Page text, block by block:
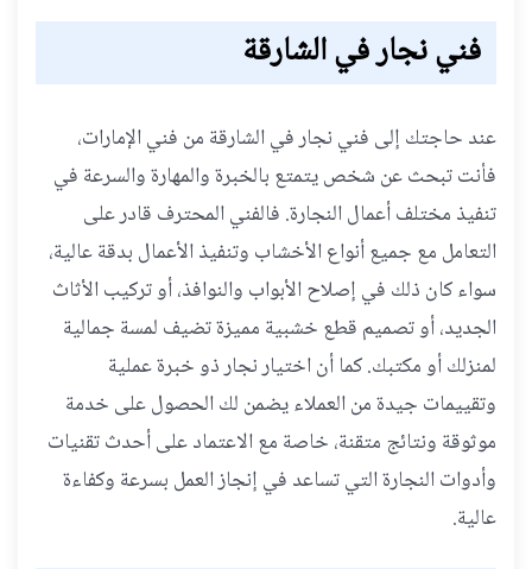
فني نجار في الشارقة
عند حاجتك إلى فني نجار في الشارقة من فني الإمارات،
فأنت تبحث عن شخص يتمتع بالخبرة والمهارة والسرعة في
تنفيذ مختلف أعمال النجارة. فالفني المحترف قادر على
التعامل مع جميع أنواع الأخشاب وتنفيذ الأعمال بدقة عالية،
سواء كان ذلك في إصلاح الأبواب والنوافذ، أو تركيب الأثاث
الجديد، أو تصميم قطع خشبية مميزة تضيف لمسة جمالية
لمنزلك أو مكتبك. كما أن اختيار نجار ذو خبرة عملية
وتقييمات جيدة من العملاء يضمن لك الحصول على خدمة
موثوقة ونتائج متقنة، خاصة مع الاعتماد على أحدث تقنيات
وأدوات النجارة التي تساعد في إنجاز العمل بسرعة وكفاءة
عالية.